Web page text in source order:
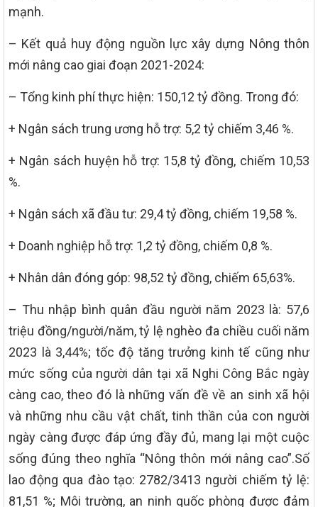
mạnh.
– Kết quả huy động nguồn lực xây dựng Nông thôn
mới nâng cao giai đoạn 2021-2024:
– Tổng kinh phí thực hiện: 150,12 tỷ đồng. Trong đó:
+ Ngân sách trung ương hỗ trợ: 5,2 tỷ chiếm 3,46 %.
+ Ngân sách huyện hỗ trợ: 15,8 tỷ đồng, chiếm 10,53
%.
+ Ngân sách xã đầu tư: 29,4 tỷ đồng, chiếm 19,58 %.
+ Doanh nghiệp hỗ trợ: 1,2 tỷ đồng, chiếm 0,8 %.
+ Nhân dân đóng góp: 98,52 tỷ đồng, chiếm 65,63%.
– Thu nhập bình quân đầu người năm 2023 là: 57,6
triệu đồng/người/năm, tỷ lệ nghèo đa chiều cuối năm
2023 là 3,44%; tốc độ tăng trưởng kinh tế cũng như
mức sống của người dân tại xã Nghi Công Bắc ngày
càng cao, theo đó là những vấn đề về an sinh xã hội
và những nhu cầu vật chất, tinh thần của con người
ngày càng được đáp ứng đầy đủ, mang lại một cuộc
sống đúng theo nghĩa “Nông thôn mới nâng cao”.Số
lao động qua đào tạo: 2782/3413 người chiếm tỷ lệ:
81,51 %; Môi trường, an ninh quốc phòng được đảm